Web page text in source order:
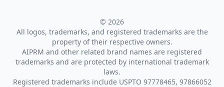
© 2026
All logos, trademarks, and registered trademarks are the
property of their respective owners.
AIPRM and other related brand names are registered
trademarks and are protected by international trademark
laws.
Registered trademarks include USPTO 97778465, 97866052